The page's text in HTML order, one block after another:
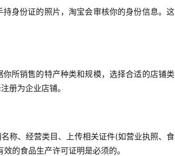
身份证的照片，淘宝会审核你的身份信息。这
所销售的特产种类和规模，选择合适的店铺类
册为企业店铺。
称、经营类目、上传相关证件(如营业执照、食
的食品生产许可证明是必须的。